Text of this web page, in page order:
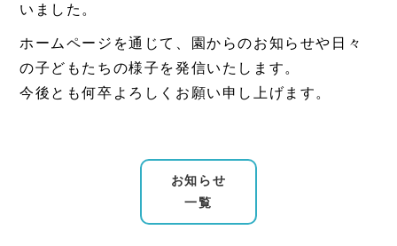
いました。
ホームページを通じて、園からのお知らせや日々
の子どもたちの様子を発信いたします。
今後とも何卒よろしくお願い申し上げます。
お知らせ
一覧